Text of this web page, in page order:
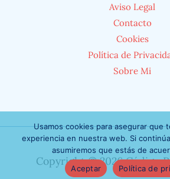
Aviso Legal
Contacto
Cookies
Política de
Sobre Mi
Copyright © 2026 Código
Usamos cookies para asegurar que
experiencia en nuestra web. Si
asumiremos que estás de
Aceptar
Política de